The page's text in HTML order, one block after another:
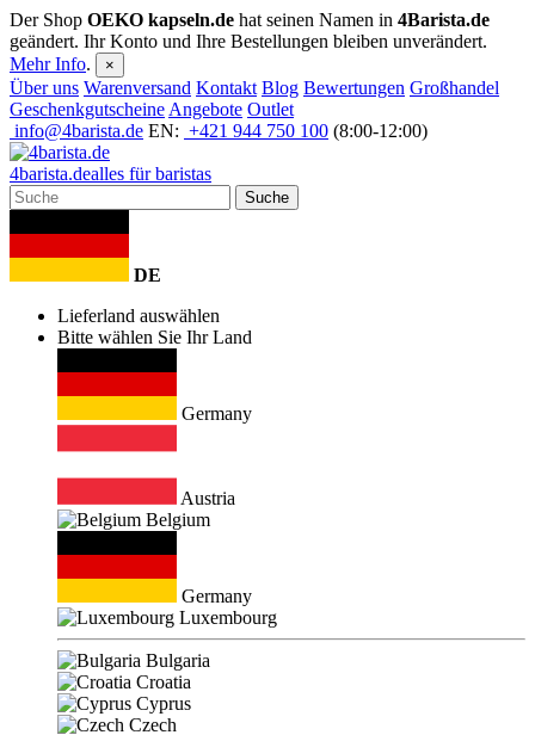
Der Shop OEKO kapseln.de hat seinen Namen in 4Barista.de
geändert. Ihr Konto und Ihre Bestellungen bleiben unverändert.
Mehr Info. ×
Über uns Warenversand Kontakt Blog Bewertungen Großhandel
Geschenkgutscheine Angebote Outlet
info@4barista.de EN: +421 944 750 100 (8:00-12:00)
4barista.dealles für baristas
Suche
DE
Lieferland auswählen
Bitte wählen Sie Ihr Land
Germany
Austria
Belgium
Germany
Luxembourg
Bulgaria
Croatia
Cyprus
Czech